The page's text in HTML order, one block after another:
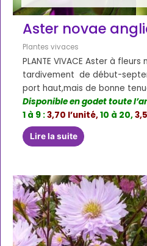
Aster novae
Plantes vivaces
PLANTE VIVACE Aster à
tardivement de début-
port haut,mais de bonne
Disponible en godet toute
1 à 9 :3,70 l’unité,10 à 20,
Lire la suite